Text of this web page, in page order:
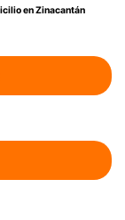
en Zinacantán